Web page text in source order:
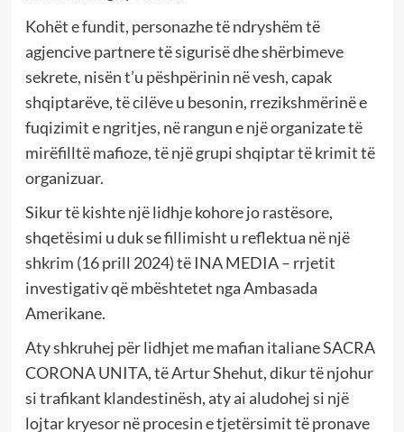
Kohët e fundit, personazhe të ndryshëm të
agjencive partnere të sigurisë dhe shërbimeve
sekrete, nisën t’u pëshpërinin në vesh, capak
shqiptarëve, të cilëve u besonin, rrezikshmërinë e
fuqizimit e ngritjes, në rangun e një organizate të
mirëfilltë mafioze, të një grupi shqiptar të krimit të
organizuar.
Sikur të kishte një lidhje kohore jo rastësore,
shqetësimi u duk se fillimisht u reflektua në një
shkrim (16 prill 2024) të INA MEDIA – rrjetit
investigativ që mbështetet nga Ambasada
Amerikane.
Aty shkruhej për lidhjet me mafian italiane SACRA
CORONA UNITA, të Artur Shehut, dikur të njohur
si trafikant klandestinësh, aty ai aludohej si një
lojtar kryesor në procesin e tjetërsimit të pronave